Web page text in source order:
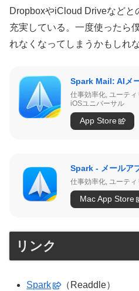
DropboxやiCloud Driveなど
充実している。一度使ったら
れなくなってしまうかもしれな
Spark Mail: AIメ
仕事効率化, ユーティ
iOSユニバーサル
App Store
Spark - メールア
仕事効率化, ユーティ
Mac App Store
リンク
Spark （Readdle）